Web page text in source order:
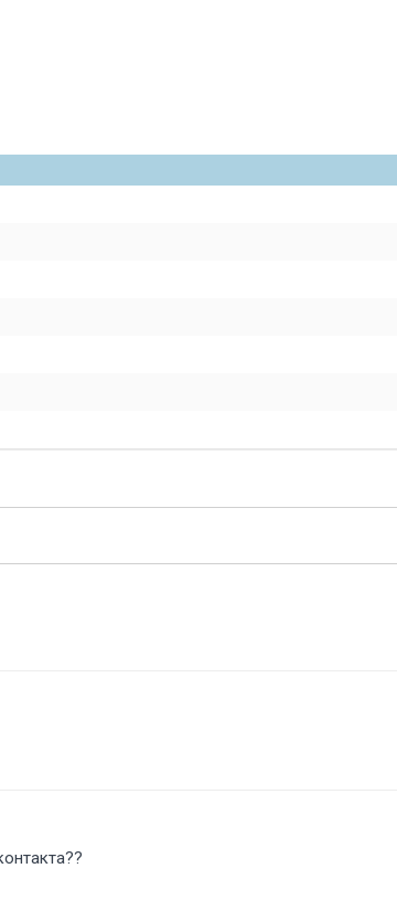
контакта